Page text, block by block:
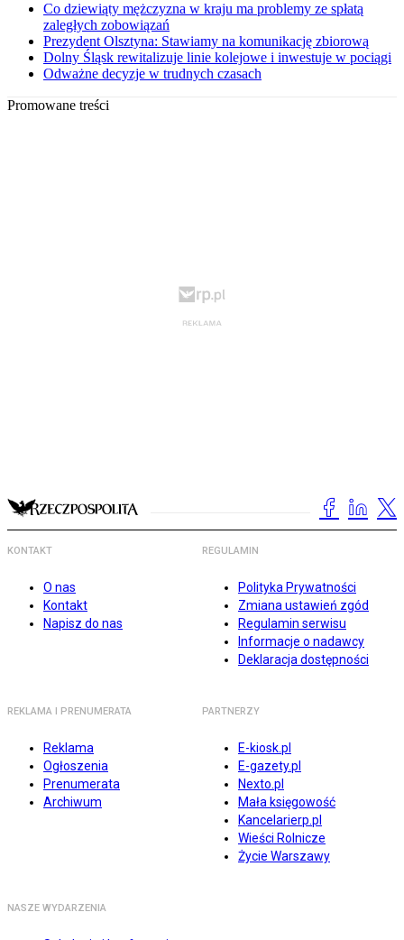
Co dziewiąty mężczyzna w kraju ma problemy ze spłatą
zaległych zobowiązań
Prezydent Olsztyna: Stawiamy na komunikację zbiorową
Dolny Śląsk rewitalizuje linie kolejowe i inwestuje w pociągi
Odważne decyzje w trudnych czasach
Promowane treści
KONTAKT
O nas
Kontakt
Napisz do nas
REGULAMIN
Polityka Prywatności
Zmiana ustawień zgód
Regulamin serwisu
Informacje o nadawcy
Deklaracja dostępności
REKLAMA I PRENUMERATA
Reklama
Ogłoszenia
Prenumerata
Archiwum
PARTNERZY
E-kiosk.pl
E-gazety.pl
Nexto.pl
Mała księgowość
Kancelarierp.pl
Wieści Rolnicze
Życie Warszawy
NASZE WYDARZENIA